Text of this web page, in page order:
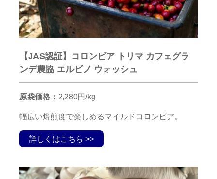
【JAS認証】コロンビア トリマ カフェグラ
ンデ農協 エルビノ ウォッシュ
原袋価格： 2,280円/kg
幅広い焙煎度で楽しめるマイルドコロンビア。
詳しくはこちら >>